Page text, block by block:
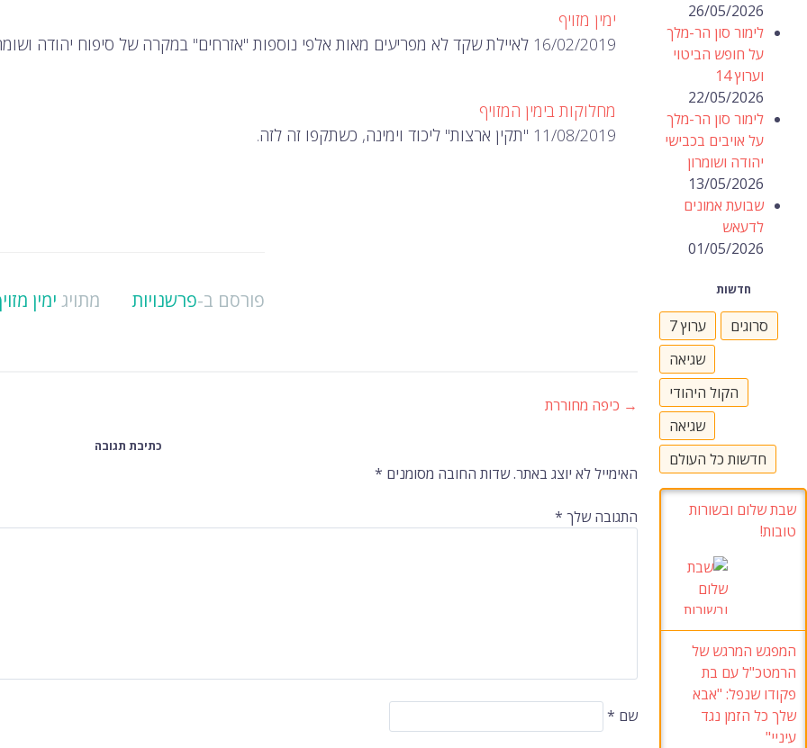
ימין מזויף
16/02/2019 לאיילת שקד לא מפריעים מאות אלפי נוספות "אזרחים" במקרה של סיפוח יהודה ושומרון.…
מחלוקות בימין המזויף
11/08/2019 "תקין ארצות" ליכוד וימינה, כשתקפו זה לזה.
פורסם ב-פרשנויות מתויג ימין
ניווט
ברשומות
→ כיפה מחוררת
כתיבת תגובה
האימייל לא יוצג באתר.שדות החובה מסומנים *
התגובה שלך *
שם *
26/05/2026
לימור סון הר-מלך
על חופש הביטוי
וערוץ 14
22/05/2026
לימור סון הר-מלך
על אויבים בכבישי
יהודה ושומרון
13/05/2026
שבועת אמונים
לדעאש
01/05/2026
חדשות
ערוץ 7
סרוגים
שגיאה
הקול היהודי
שגיאה
חדשות כל העולם
שבת שלום ובשורות
טובות!
המפגש המרגש של
הרמטכ"ל עם בת
פקודו שנפל: "אבא
שלך כל הזמן נגד
עיניי"